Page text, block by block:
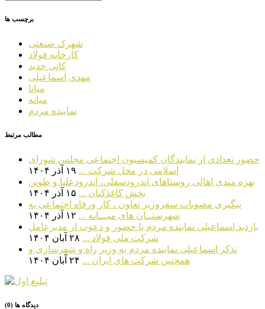
برچسب ها
شهرک صنعتی
کارخانه فولاد
کانی حدید
مهدی اسماعیلی
میانا
میانه
نماینده مردم
مطالب مرتبط
حضور تعدادی از نمایندگان کمیسیون اجتماعی مجلس شورای
اسلامی در محل شرکت ... ۱۹ آذر ۱۴۰۴
بهره مندی اهالی روستاهای اندرودسفلی، اندرودعلیا و طوین
بخش کاغذکنان ... ۱۵ آذر ۱۴۰۴
پیگیری مصوبات سفروزیر تعاون ، کار ورفاه اجتماعی به
شهرستــان های میـــانه ... ۱۲ آذر ۱۴۰۴
بازدید اسماعیلی نماینده مردم با حضور و دعوت از مدیرعامل
شرکت ملی فولاد ... ۲۸ آبان ۱۴۰۴
تذکر اسماعیلی نماینده مردم به وزیر راه و شهرسازی و
همچنین شرکت های ایران ... ۲۴ آبان ۱۴۰۴
دیدگاه ها (0)